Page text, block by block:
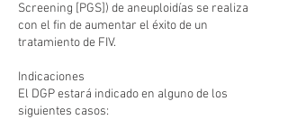
Screening [PGS]) de aneuploidías se realiza
con el fin de aumentar el éxito de un
tratamiento de FIV.
Indicaciones
El DGP estará indicado en alguno de los
siguientes casos: